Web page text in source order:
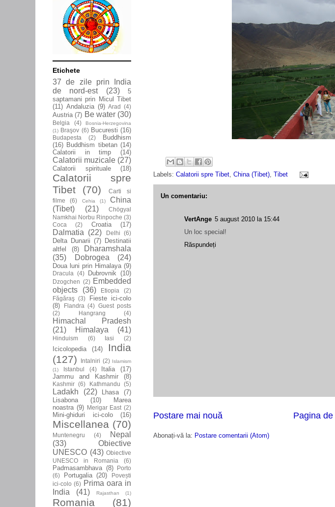
Labels: Calatorii spre Tibet China (Tibet) Tibet
Un comentariu:
VertAnge 5 august 2010 la 15:44
Un loc special!
Răspundeți
Postare mai nouă Pagina
Abonați-vă la: Postare comentarii (Atom)
Etichete
37 de zile prin India
de nord-est
(23)
5
saptamani prin Micul Tibet
(11) Andaluzia (9) Arad (4)
Austria (7) Be water (30)
Belgia (4)
Bosnia-Herzegovina
(1) Braşov (6) Bucuresti (16)
Budapesta (2)
Buddhism
(16) Buddhism tibetan (14)
Calatorii in timp
(14)
Calatorii muzicale (27)
Calatorii spirituale (18)
Calatorii spre
Tibet
(70)
Carti si
filme
(6) Cehia (1)
China
(Tibet)
(21)
Chögyal
Namkhai Norbu Rinpoche (3)
Coca
(2) Croatia (17)
Dalmatia (22) Delhi (6)
Delta Dunarii (7) Destinatii
altfel
(8)
Dharamshala
(35)
Dobrogea (24)
Doua luni prin Himalaya (9)
Dracula (4) Dubrovnik (10)
Dzogchen (2) Embedded
objects
(36) Etiopia
(2)
Făgăraş (3)
Fieste ici-colo
(8)
Flandra (4) Guest posts
(2)
Hangrang (4)
Himachal Pradesh
(21)
Himalaya (41)
Hinduism (6) Iasi (2)
Icicolopedia (14)
India
(127)
Intalniri (2) Islamism
(1)
Istanbul (4) Italia
(17)
Jammu and Kashmir
(8)
Kashmir (6) Kathmandu (5)
Ladakh (22) Lhasa
(7)
Lisabona
(10)
Marea
noastra (9) Merigar East (2)
Mini-ghiduri ici-colo (16)
Miscellanea (70)
Muntenegru (4)
Nepal
(33)
Obiective
UNESCO (43) Obiective
UNESCO in Romania
(6)
Padmasambhava (8)
Porto
(6)
Portugalia (20)
Povești
ici-colo (6) Prima oara in
India
(41) Rajasthan (1)
Romania (81)